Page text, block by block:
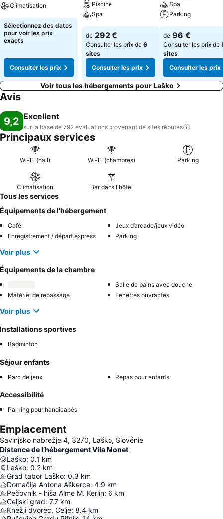
Climatisation
Sélectionnez des dates
pour voir les prix
exacts
Consulter les prix
Piscine
Spa
de 292 €
Consulter les prix de 6
sites
Consulter les prix
Spa
Parking
de 96 €
Consulter les prix de
sites
Consulter les prix
Voir tous les hébergements pour Laško
Avis
9,2 Excellent
sur la base de 792 évaluations provenant de sites réputés
Principaux services
Wi-Fi (hall) Wi-Fi (chambres) Parking
Climatisation Bar dans l'hôtel
Tous les services
Équipements de l’hébergement
Café
Jeux d’arcade/jeux vidéo
Enregistrement / départ express
Parking
Voir plus
Équipements de la chambre
Salle de bains avec douche
Matériel de repassage
Fenêtres ouvrantes
Voir plus
Installations sportives
Badminton
Séjour enfants
Parc de jeux Repas pour enfants
Accessibilité
Parking pour handicapés
Emplacement
Savinjsko nabrežje 4, 3270, Laško, Slovénie
Distance de l’hébergement Vila Monet
Laško: 0.1 km
Laško: 0.2 km
Grad tabor Laško: 0.3 km
Domačija Antona Aškerca: 4.9 km
Pečovnik - hiša Alme M. Kerlin: 6 km
Celjski grad: 7.7 km
Knežji dvorec, Celje: 8.4 km